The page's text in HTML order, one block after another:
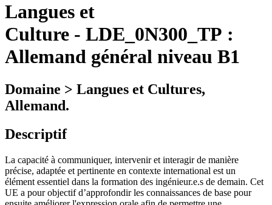
Langues et
Culture - LDE_0N300_TP :
Allemand général niveau B1
Domaine > Langues et Cultures,
Allemand.
Descriptif
La capacité à communiquer, intervenir et interagir de manière
précise, adaptée et pertinente en contexte international est un
élément essentiel dans la formation des ingénieur.e.s de demain. Cet
UE a pour objectif d’approfondir les connaissances de base pour